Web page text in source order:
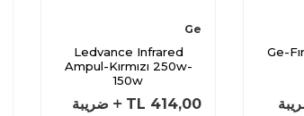
Ge-
Ge
Ledvance Infrared
Ampul-Kırmızı 250w-
150w
414,00
ضريبة